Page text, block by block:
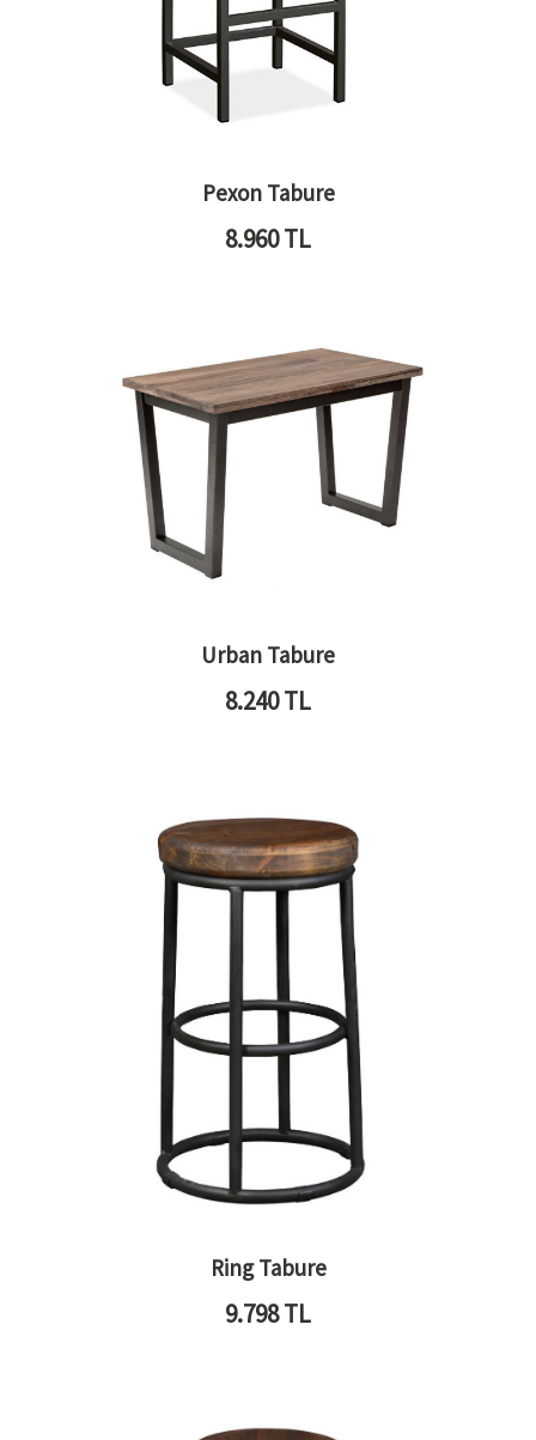
Pexon Tabure
8.960TL
Urban Tabure
8.240TL
Ring Tabure
9.798TL